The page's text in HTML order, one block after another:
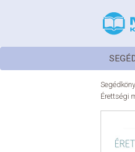
Érettségi